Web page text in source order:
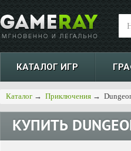
КАТАЛОГ ИГР
Каталог → Приключения →
КУПИТЬ